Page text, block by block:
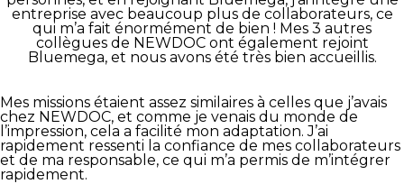
entreprise avec beaucoup plus de collaborateurs, ce
qui m’a fait énormément de bien ! Mes 3 autres
collègues de NEWDOC ont également rejoint
Bluemega, et nous avons été très bien accueillis.
Mes missions étaient assez similaires à celles que j’avais
chez NEWDOC, et comme je venais du monde de
l’impression, cela a facilité mon adaptation. J’ai
rapidement ressenti la confiance de mes collaborateurs
et de ma responsable, ce qui m’a permis de m’intégrer
rapidement.